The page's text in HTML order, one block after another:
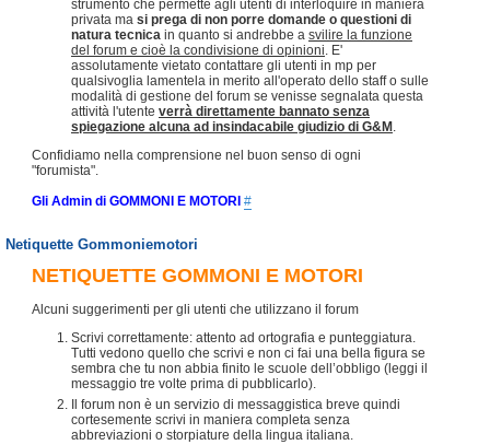
strumento che permette agli utenti di interloquire in maniera
privata ma si prega di non porre domande o questioni di
natura tecnica in quanto si andrebbe a svilire la funzione
del forum e cioè la condivisione di opinioni . E'
assolutamente vietato contattare gli utenti in mp per
qualsivoglia lamentela in merito all'operato dello staff o sulle
modalità di gestione del forum se venisse segnalata questa
attività l'utente verrà direttamente bannato senza
spiegazione alcuna ad insindacabile giudizio di G&M
Confidiamo nella comprensione nel buon senso di ogni
"forumista".
Gli Admin di GOMMONI E MOTORI #
Netiquette Gommoniemotori
NETIQUETTE GOMMONI E MOTORI
Alcuni suggerimenti per gli utenti che utilizzano il forum
Scrivi correttamente: attento ad ortografia e punteggiatura.
Tutti vedono quello che scrivi e non ci fai una bella figura se
sembra che tu non abbia finito le scuole dell’obbligo (leggi il
messaggio tre volte prima di pubblicarlo).
Il forum non è un servizio di messaggistica breve quindi
cortesemente scrivi in maniera completa senza
abbreviazioni o storpiature della lingua italiana.